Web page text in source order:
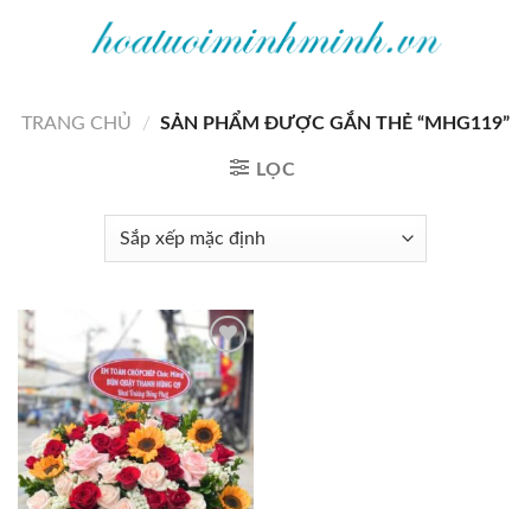
TRANG CHỦ
/ SẢN PHẨM ĐƯỢC GẮN THẺ “MHG119”
LỌC
Add to
wishlist